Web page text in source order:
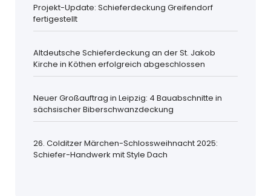
Projekt-Update: Schieferdeckung Greifendorf
fertigestellt
Altdeutsche Schieferdeckung an der St. Jakob
Kirche in Köthen erfolgreich abgeschlossen
Neuer Großauftrag in Leipzig: 4 Bauabschnitte in
sächsischer Biberschwanzdeckung
26. Colditzer Märchen-Schlossweihnacht 2025:
Schiefer-Handwerk mit Style Dach